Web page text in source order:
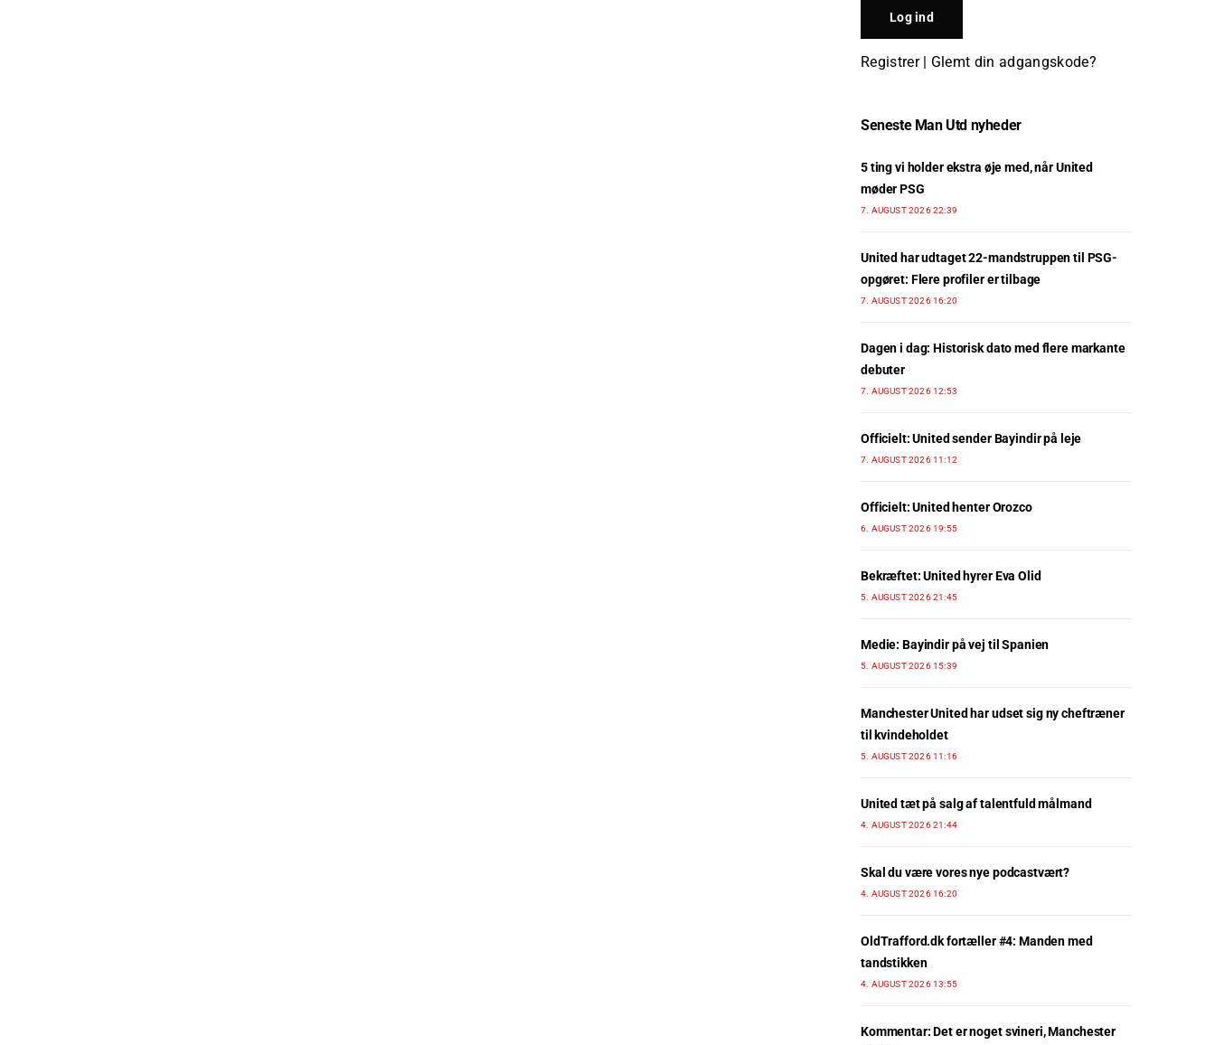
Registrer| Glemt din adgangskode?
Seneste Man Utd nyheder
5 ting vi holder ekstra øje med, når United
møder PSG
7. AUGUST 2026 22:39
United har udtaget 22-mandstruppen til PSG-
opgøret: Flere profiler er tilbage
7. AUGUST 2026 16:20
Dagen i dag: Historisk dato med flere markante
debuter
7. AUGUST 2026 12:53
Officielt: United sender Bayindir på leje
7. AUGUST 2026 11:12
Officielt: United henter Orozco
6. AUGUST 2026 19:55
Bekræftet: United hyrer Eva Olid
5. AUGUST 2026 21:45
Medie: Bayindir på vej til Spanien
5. AUGUST 2026 15:39
Manchester United har udset sig ny cheftræner
til kvindeholdet
5. AUGUST 2026 11:16
United tæt på salg af talentfuld målmand
4. AUGUST 2026 21:44
Skal du være vores nye podcastvært?
4. AUGUST 2026 16:20
OldTrafford.dk fortæller #4: Manden med
tandstikken
4. AUGUST 2026 13:55
Kommentar: Det er noget svineri, Manchester